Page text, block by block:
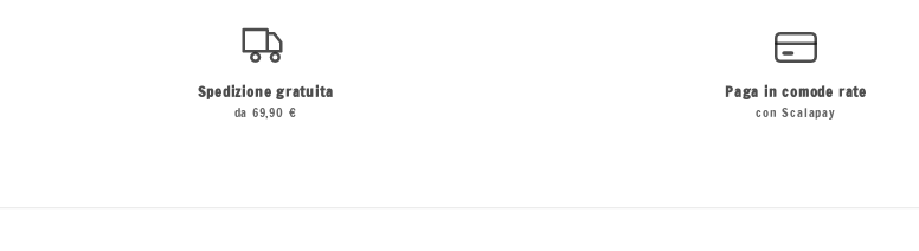
Spedizione gratuita
da 69,90 €
Paga in comode rate
con Scalapay